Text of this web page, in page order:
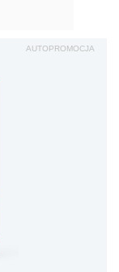
AUTOPROMOCJA